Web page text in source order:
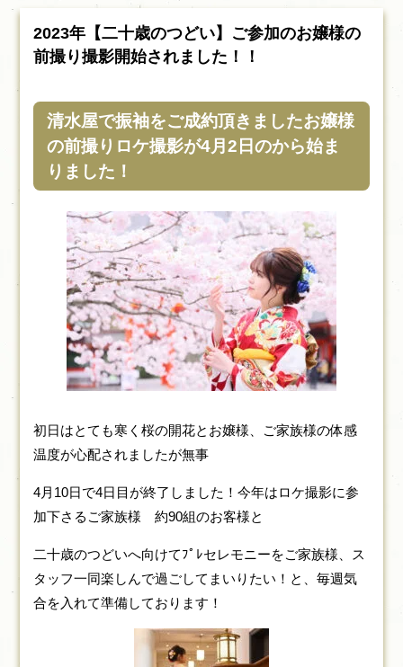
2023年【二十歳のつどい】ご参加のお嬢様の
前撮り撮影開始されました！！
清水屋で振袖をご成約頂きましたお嬢様
の前撮りロケ撮影が4月2日のから始ま
りました！
初日はとても寒く桜の開花とお嬢様、ご家族様の体感
温度が心配されましたが無事
4月10日で4日目が終了しました！今年はロケ撮影に参
加下さるご家族様 約90組のお客様と
二十歳のつどいへ向けてﾌﾟﾚセレモニーをご家族様、ス
タッフ一同楽しんで過ごしてまいりたい！と、毎週気
合を入れて準備しております！